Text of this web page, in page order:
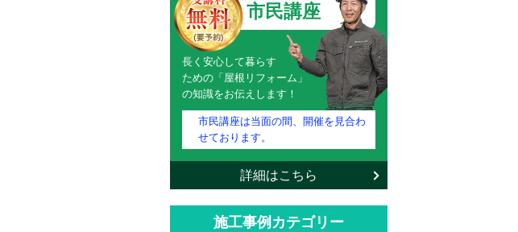
市民講座
長く安心して暮らす
ための「屋根リフォーム」
の知識をお伝えします！
市民講座は当面の間、開催を見合わ
せております。
詳細はこちら
施工事例カテゴリー